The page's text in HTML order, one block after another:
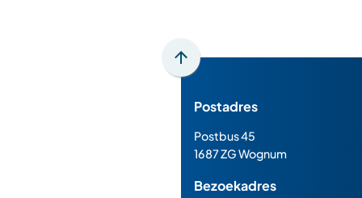
Scroll
boven
het
van
Postadres
Postbus 45
1687 ZG Wognum
Bezoekadres